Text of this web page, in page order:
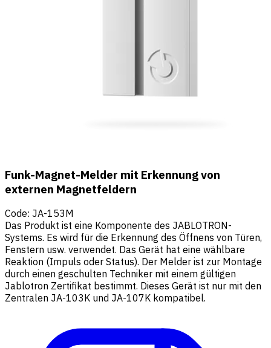
Funk-Magnet-Melder mit Erkennung von
externen Magnetfeldern
Code: JA-153M
Das Produkt ist eine Komponente des JABLOTRON-
Systems. Es wird für die Erkennung des Öffnens von Türen,
Fenstern usw. verwendet. Das Gerät hat eine wählbare
Reaktion (Impuls oder Status). Der Melder ist zur Montage
durch einen geschulten Techniker mit einem gültigen
Jablotron Zertifikat bestimmt. Dieses Gerät ist nur mit den
Zentralen JA-103K und JA-107K kompatibel.